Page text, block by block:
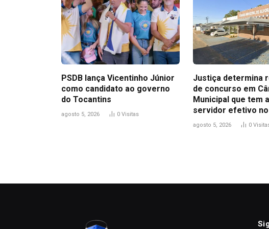
PSDB lança Vicentinho Júnior
como candidato ao governo
do Tocantins
agosto 5, 2026 0 Visitas
Justiça determina
de concurso em
Municipal que tem
servidor efetivo no
agosto 5, 2026 0